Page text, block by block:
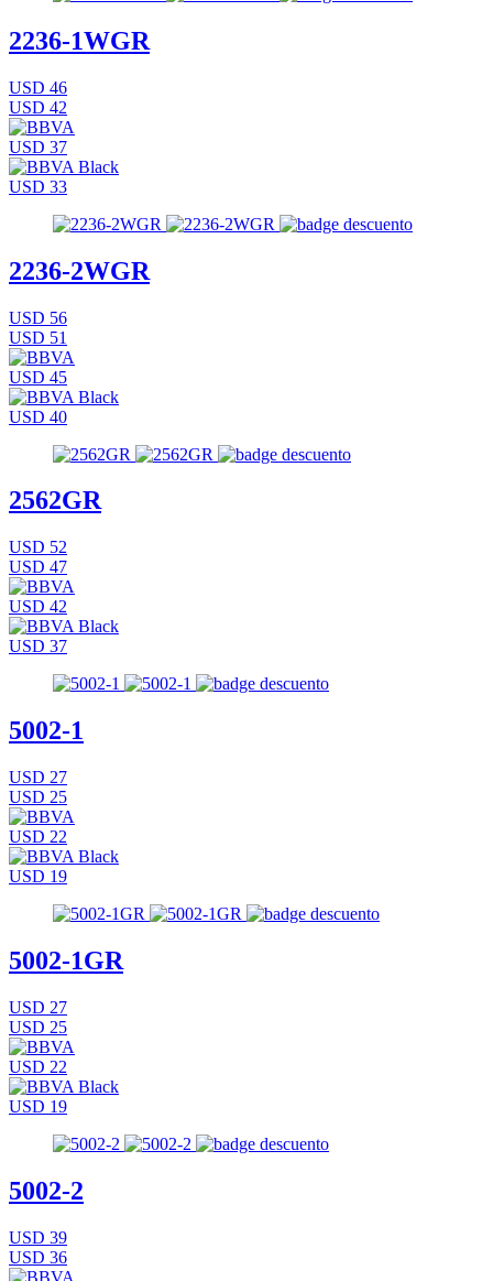
2236-1WGR
USD 46
USD 42
USD 37
USD 33
2236-2WGR
USD 56
USD 51
USD 45
USD 40
2562GR
USD 52
USD 47
USD 42
USD 37
5002-1
USD 27
USD 25
USD 22
USD 19
5002-1GR
USD 27
USD 25
USD 22
USD 19
5002-2
USD 39
USD 36